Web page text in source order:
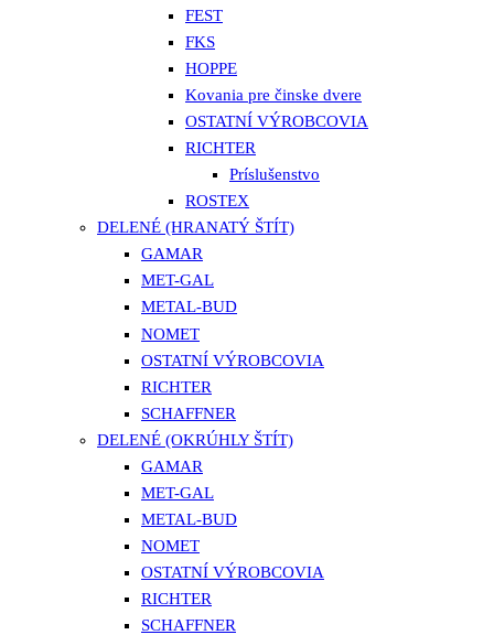
FEST
FKS
HOPPE
Kovania pre činske dvere
OSTATNÍ VÝROBCOVIA
RICHTER
Príslušenstvo
ROSTEX
DELENÉ (HRANATÝ ŠTÍT)
GAMAR
MET-GAL
METAL-BUD
NOMET
OSTATNÍ VÝROBCOVIA
RICHTER
SCHAFFNER
DELENÉ (OKRÚHLY ŠTÍT)
GAMAR
MET-GAL
METAL-BUD
NOMET
OSTATNÍ VÝROBCOVIA
RICHTER
SCHAFFNER